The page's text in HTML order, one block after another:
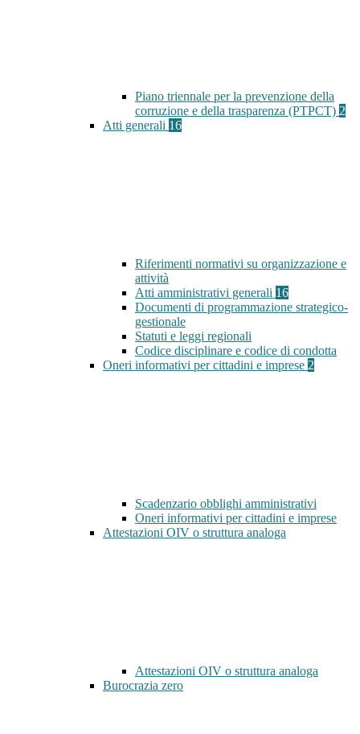
Piano triennale per la prevenzione della
corruzione e della trasparenza (PTPCT) 2
Atti generali 16
Riferimenti normativi su organizzazione e
attività
Atti amministrativi generali 16
Documenti di programmazione strategico-
gestionale
Statuti e leggi regionali
Codice disciplinare e codice di condotta
Oneri informativi per cittadini e imprese 2
Scadenzario obblighi amministrativi
Oneri informativi per cittadini e imprese
Attestazioni OIV o struttura analoga
Attestazioni OIV o struttura analoga
Burocrazia zero